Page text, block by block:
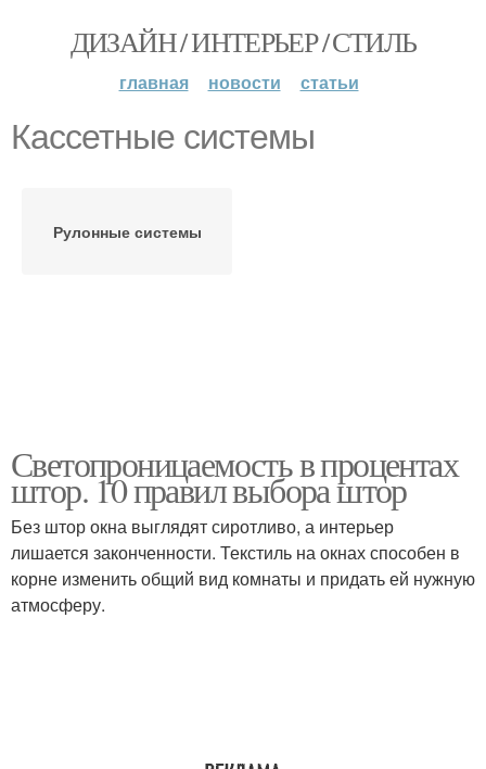
ДИЗАЙН / ИНТЕРЬЕР / СТИЛЬ
главная новости статьи
Кассетные системы
Рулонные системы
Светопроницаемость в процентах
штор. 10 правил выбора штор
Без штор окна выглядят сиротливо, а интерьер
лишается законченности. Текстиль на окнах способен в
корне изменить общий вид комнаты и придать ей нужную
атмосферу.